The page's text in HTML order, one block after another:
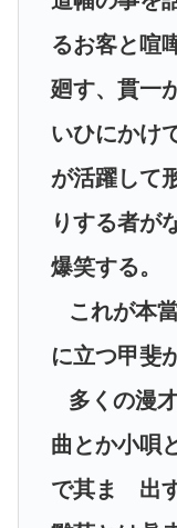
るお客と喧
廻す、貫一
いひにかけ
が活躍して
りする者が
爆笑する。
これが本
に立つ甲斐
多くの漫
曲とか小唄
で其まゝ出